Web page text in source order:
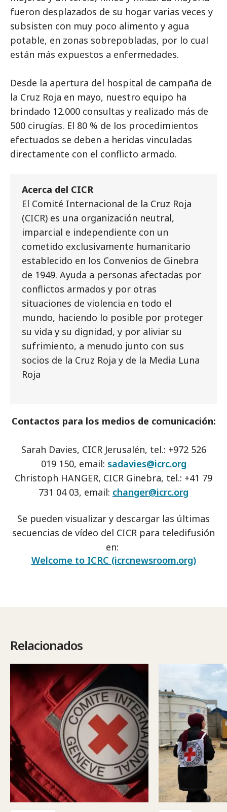
fueron desplazados de su hogar varias veces y
subsisten con muy poco alimento y agua
potable, en zonas sobrepobladas, por lo cual
están más expuestos a enfermedades.
Desde la apertura del hospital de campaña de
la Cruz Roja en mayo, nuestro equipo ha
brindado 12.000 consultas y realizado más de
500 cirugías. El 80 % de los procedimientos
efectuados se deben a heridas vinculadas
directamente con el conflicto armado.
Acerca del CICR
El Comité Internacional de la Cruz Roja
(CICR) es una organización neutral,
imparcial e independiente con un
cometido exclusivamente humanitario
establecido en los Convenios de Ginebra
de 1949. Ayuda a personas afectadas por
conflictos armados y por otras
situaciones de violencia en todo el
mundo, haciendo lo posible por proteger
su vida y su dignidad, y por aliviar su
sufrimiento, a menudo junto con sus
socios de la Cruz Roja y de la Media Luna
Roja
Contactos para los medios de comunicación:
Sarah Davies, CICR Jerusalén, tel.: +972 526
019 150, email: sadavies@icrc.org
Christoph HANGER, CICR Ginebra, tel.: +41 79
731 04 03, email: changer@icrc.org
Se pueden visualizar y descargar las últimas
secuencias de vídeo del CICR para teledifusión
en:
Welcome to ICRC (icrcnewsroom.org)
Relacionados